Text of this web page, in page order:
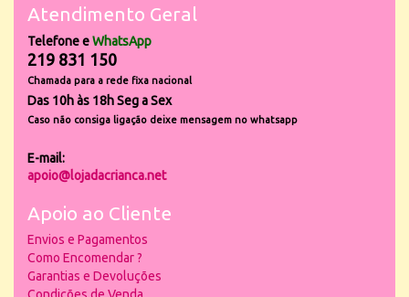
Atendimento Geral
Telefone eWhatsApp
219 831 150
Chamada para a rede fixa nacional
Das 10h às 18h Seg a Sex
Caso não consiga ligação deixe mensagem no whatsapp
E-mail:
apoio@lojadacrianca.net
Apoio ao Cliente
Envios e Pagamentos
Como Encomendar ?
Garantias e Devoluções